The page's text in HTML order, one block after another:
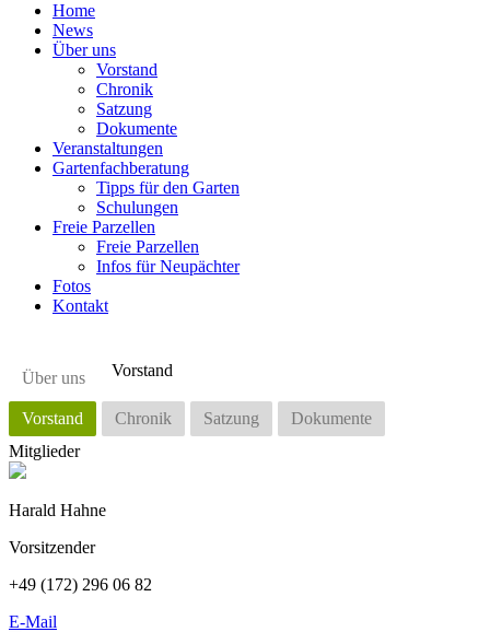
Home
News
Über uns
Vorstand
Chronik
Satzung
Dokumente
Veranstaltungen
Gartenfachberatung
Tipps für den Garten
Schulungen
Freie Parzellen
Freie Parzellen
Infos für Neupächter
Fotos
Kontakt
Über uns
Vorstand Chronik Satzung Dokumente
Vorstand
Mitglieder
Harald Hahne
Vorsitzender
+49 (172) 296 06 82
E-Mail